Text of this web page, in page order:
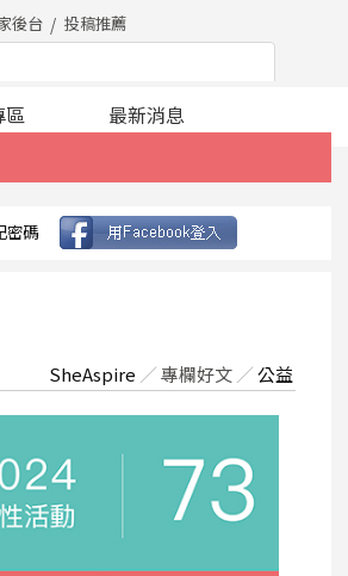
後台 投稿推薦
區 最新消息
密碼
SheAspire ／專欄好文 ／公益